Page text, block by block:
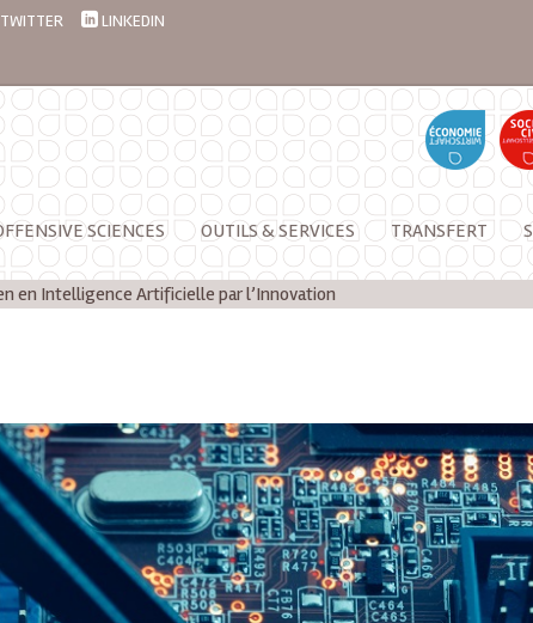
TWITTER LINKEDIN
SCIENCES OUTILS & SERVICES TRANSFERT
en Intelligence Artificielle par l’Innovation